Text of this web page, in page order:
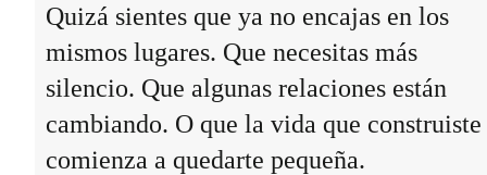
Quizá sientes que ya no encajas en los
mismos lugares. Que necesitas más
silencio. Que algunas relaciones están
cambiando. O que la vida que construiste
comienza a quedarte pequeña.